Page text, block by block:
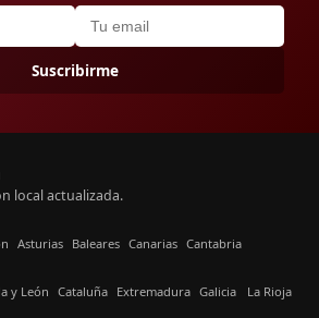
Suscribirme
local actualizada.
Asturias Baleares Canarias Cantabria
y León Cataluña Extremadura Galicia La Rioja